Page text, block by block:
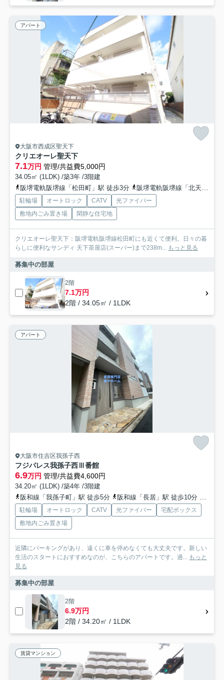
アパート
大阪市西成区聖天下
クリエオーレ聖天下
7.1万円 管理/共益費5,000円
34.05㎡ (1LDK) /築3年 /3階建
阪堺電軌阪堺線「松田町」駅 徒歩3分
阪堺電軌阪堺線「北天下茶屋」駅 徒歩5分
駐輪場 オートロック CATV
光ファイバー
敷地内ごみ置き場
閑静な住宅地
クリエオーレ聖天下：阪堺電軌阪堺線松田町にも近くて便利。日々の暮
らしに便利なサンディ 天下茶屋店(スーパー)まで238m...
もっと見る
募集中の部屋
2階
7.1万円
2階 / 34.05㎡ / 1LDK
アパート
大阪市住吉区我孫子西
フジパレス我孫子西Ⅲ番館
6.9万円 管理/共益費4,600円
34.20㎡ (1LDK) /築4年 /3階建
阪和線「我孫子町」駅 徒歩5分
阪和線「長居」駅 徒歩10分
駐輪場 オートロック CATV 光ファイバー
宅配ボックス
敷地内ごみ置き場
近隣にパーキングがあり、遠くに車を停めなくても大丈夫です。新しい
生活のスタートにおすすめなのが、こちらのアパートです。過...
もっと
見る
募集中の部屋
2階
6.9万円
2階 / 34.20㎡ / 1LDK
賃貸マンション